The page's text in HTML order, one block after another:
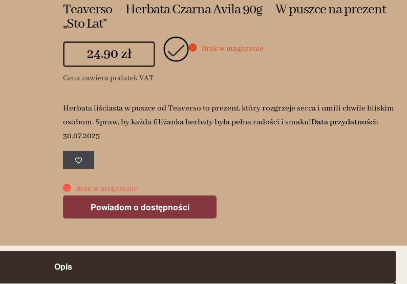
Teaverso – Herbata Czarna Avila 90g – W puszce na prezent
„Sto Lat”
24.90 zł Brak w magazynie
Cena zawiera podatek VAT
Herbata liściasta w puszce od Teaverso to prezent, który rozgrzeje serca i umili chwile bliskim
osobom. Spraw, by każda filiżanka herbaty była pełna radości i smaku!Data przydatności:
30.07.2025
Brak w magazynie
Powiadom o dostępności
Opis